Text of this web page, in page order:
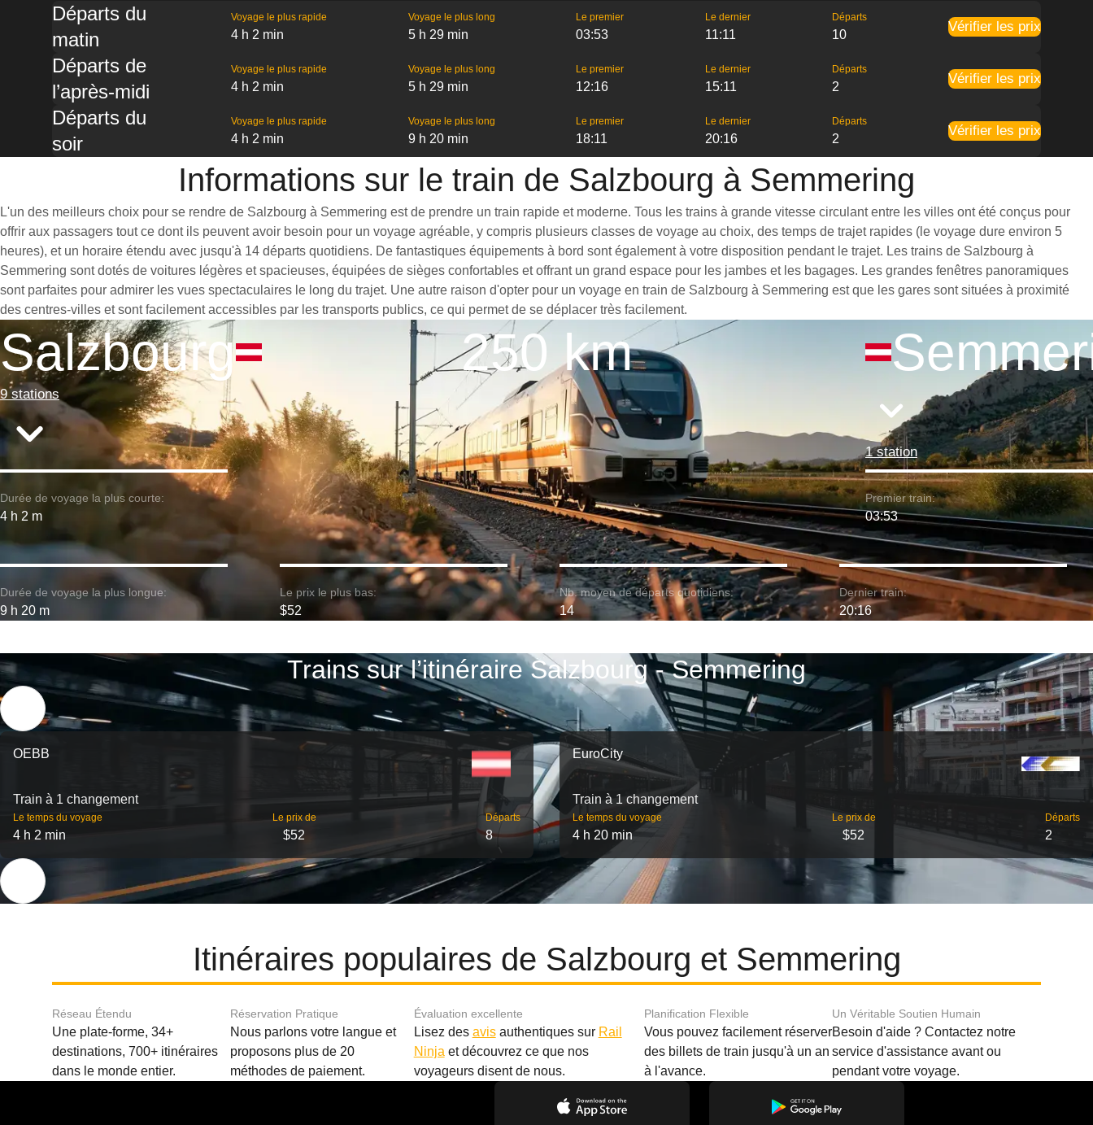
Départs du
matin
Voyage le plus rapide
4 h 2 min
Voyage le plus long
5 h 29 min
Le premier
03:53
Le dernier
11:11
Départs
10
Vérifier les prix
Départs de
l’après-midi
Voyage le plus rapide
4 h 2 min
Voyage le plus long
5 h 29 min
Le premier
12:16
Le dernier
15:11
Départs
2
Vérifier les prix
Départs du
soir
Voyage le plus rapide
4 h 2 min
Voyage le plus long
9 h 20 min
Le premier
18:11
Le dernier
20:16
Départs
2
Vérifier les prix
Informations sur le train de Salzbourg à Semmering
L'un des meilleurs choix pour se rendre de Salzbourg à Semmering est de prendre un train rapide et moderne. Tous les trains à grande vitesse circulant entre les villes ont été conçus pour
offrir aux passagers tout ce dont ils peuvent avoir besoin pour un voyage agréable, y compris plusieurs classes de voyage au choix, des temps de trajet rapides (le voyage dure environ 5
heures), et un horaire étendu avec jusqu'à 14 départs quotidiens. De fantastiques équipements à bord sont également à votre disposition pendant le trajet. Les trains de Salzbourg à
Semmering sont dotés de voitures légères et spacieuses, équipées de sièges confortables et offrant un grand espace pour les jambes et les bagages. Les grandes fenêtres panoramiques
sont parfaites pour admirer les vues spectaculaires le long du trajet. Une autre raison d'opter pour un voyage en train de Salzbourg à Semmering est que les gares sont situées à proximité
des centres-villes et sont facilement accessibles par les transports publics, ce qui permet de se déplacer très facilement.
Salzbourg
9 stations
250 km
1 station
Durée de voyage la plus courte:
4 h 2 m
Premier train:
03:53
Durée de voyage la plus longue:
9 h 20 m
Le prix le plus bas:
$52
Nb. moyen de départs quotidiens:
14
Dernier train:
20:16
Trains sur l’itinéraire Salzbourg - Semmering
OEBB
Train à 1 changement
Le temps du voyage
4 h 2 min
Le prix de
$52
Départs
8
EuroCity
Train à 1 changement
Le temps du voyage
4 h 20 min
Le prix de
$52
Départs
2
Itinéraires populaires de Salzbourg et Semmering
Réseau Étendu
Une plate-forme, 34+
destinations, 700+ itinéraires
dans le monde entier.
Réservation Pratique
Nous parlons votre langue et
proposons plus de 20
méthodes de paiement.
Évaluation excellente
Lisez des avisauthentiques sur Rail
Ninja et découvrez ce que nos
voyageurs disent de nous.
Planification Flexible
Vous pouvez facilement réserver
des billets de train jusqu'à un an
à l'avance.
Un Véritable Soutien Humain
Besoin d'aide ? Contactez notre
service d'assistance avant ou
pendant votre voyage.